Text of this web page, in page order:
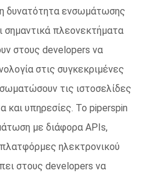
δυνατότητα ενσωμάτωσης
σημαντικά πλεονεκτήματα
στους developers να
στις συγκεκριμένες
τις ιστοσελίδες
και υπηρεσίες. Το piperspin
με διάφορα APIs,
ηλεκτρονικού
στους developers να